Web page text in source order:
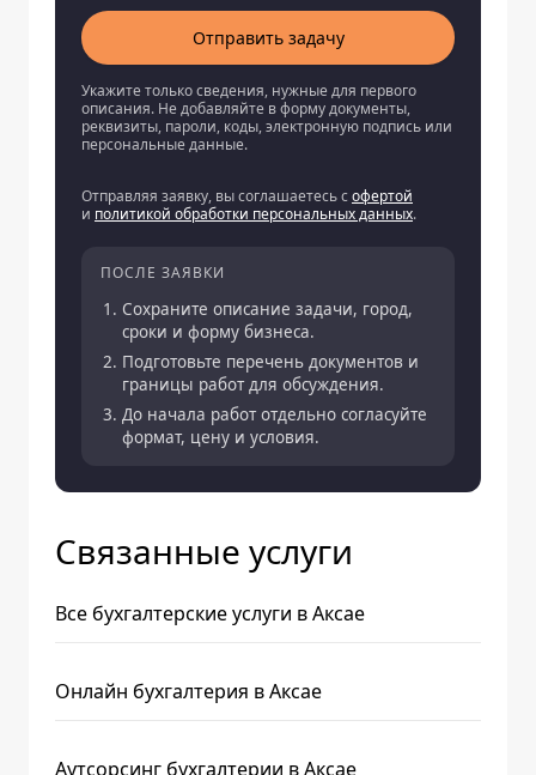
Отправить задачу
Укажите только сведения, нужные для первого
описания. Не добавляйте в форму документы,
реквизиты, пароли, коды, электронную подпись или
персональные данные.
Отправляя заявку, вы соглашаетесь софертой
и политикой обработки персональных данных.
ПОСЛЕ ЗАЯВКИ
Сохраните описание задачи, город,
сроки и форму бизнеса.
Подготовьте перечень документов и
границы работ для обсуждения.
До начала работ отдельно согласуйте
формат, цену и условия.
Связанные услуги
Все бухгалтерские услуги в Аксае
Онлайн бухгалтерия в Аксае
Аутсорсинг бухгалтерии в Аксае